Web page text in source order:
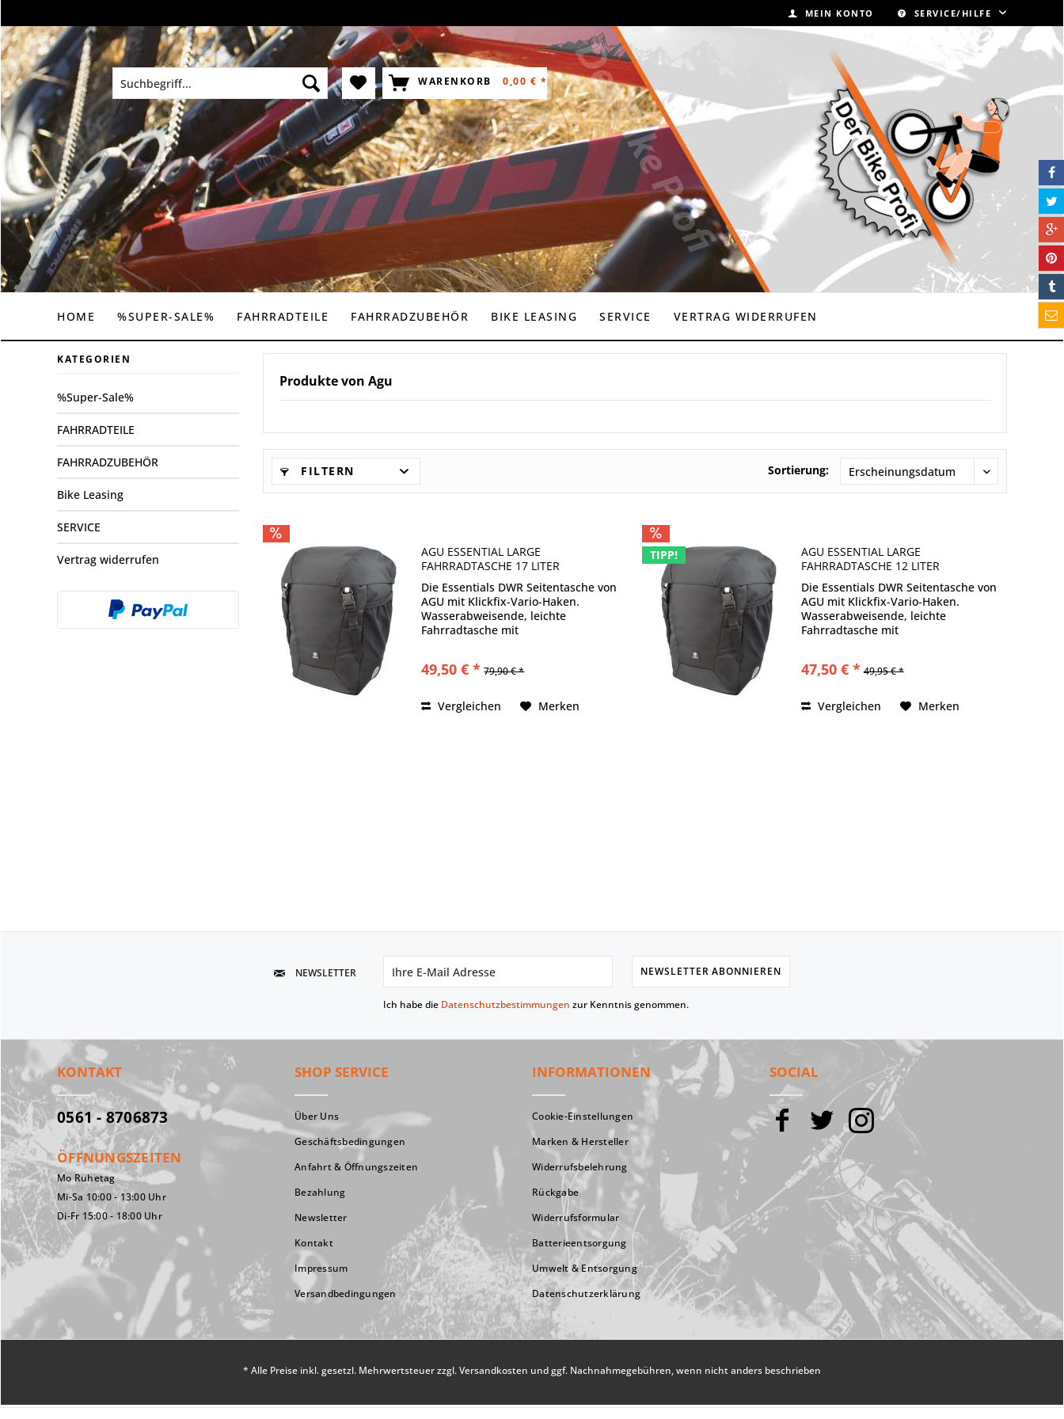
MEIN KONTO SERVICE/HILFE
WARENKORB 0,00 € *
HOME %SUPER-SALE% FAHRRADTEILE FAHRRADZUBEHÖR BIKE LEASING SERVICE VERTRAG WIDERRUFEN
KATEGORIEN
%Super-Sale%
FAHRRADTEILE
FAHRRADZUBEHÖR
Bike Leasing
SERVICE
Vertrag widerrufen
Produkte von Agu
FILTERN Sortierung:
AGU ESSENTIAL LARGE
FAHRRADTASCHE 17 LITER
Die Essentials DWR Seitentasche von
AGU mit Klickfix-Vario-Haken.
Wasserabweisende, leichte
Fahrradtasche mit
von 17 L. AGU schreibt: Dank DWR-
49,50 € * 79,90 € *
Vergleichen Merken
TIPP!
AGU ESSENTIAL LARGE
FAHRRADTASCHE 12 LITER
Die Essentials DWR Seitentasche von
AGU mit Klickfix-Vario-Haken.
Wasserabweisende, leichte
Fahrradtasche mit
von 12 Liter Sorgloses Touren mit
47,50 € * 49,95 € *
Vergleichen Merken
NEWSLETTER NEWSLETTER ABONNIEREN
Ich habe die Datenschutzbestimmungen zur Kenntnis genommen.
KONTAKT
0561 - 8706873
ÖFFNUNGSZEITEN
Mo Ruhetag
Mi-Sa 10:00 - 13:00 Uhr
Di-Fr 15:00 - 18:00 Uhr
SHOP SERVICE
Über Uns
Geschäftsbedingungen
Anfahrt & Öffnungszeiten
Bezahlung
Newsletter
Kontakt
Impressum
Versandbedingungen
INFORMATIONEN
Cookie-Einstellungen
Marken & Hersteller
Widerrufsbelehrung
Rückgabe
Widerrufsformular
Batterieentsorgung
Umwelt & Entsorgung
Datenschutzerklärung
SOCIAL
* Alle Preise inkl. gesetzl. Mehrwertsteuer zzgl.Versandkosten und ggf. Nachnahmegebühren, wenn nicht anders beschrieben